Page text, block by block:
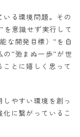
る環境問題。その
を意識せず実行して
な開発目標）”を自
”弛まぬ一歩”が世
とに嬉しく思って
やすい環境を創っ
に繋がっているこ